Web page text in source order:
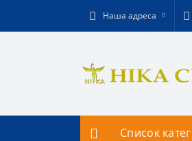
Наша адреса
Список